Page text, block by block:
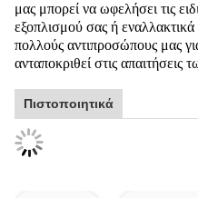
μας μπορεί να ωφελήσει τις
εξοπλισμού σας ή εναλλακτικά
πολλούς αντιπροσώπους μας
ανταποκριθεί στις απαιτήσεις
Πιστοποιητικά